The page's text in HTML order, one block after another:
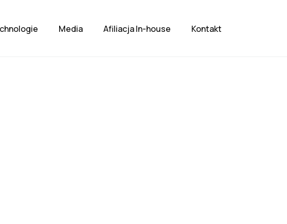
Media Afiliacja In-house Kontakt